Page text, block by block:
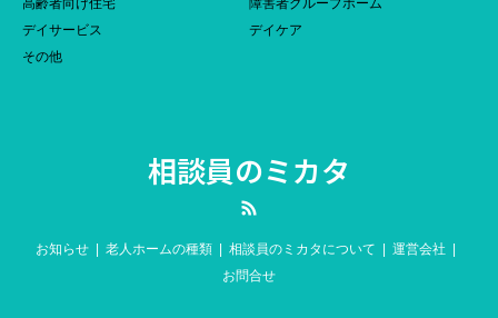
高齢者向け住宅
障害者グループホーム
デイサービス
デイケア
その他
相談員のミカタ
お知らせ 老人ホームの種類 相談員のミカタについて
運営会社
お問合せ